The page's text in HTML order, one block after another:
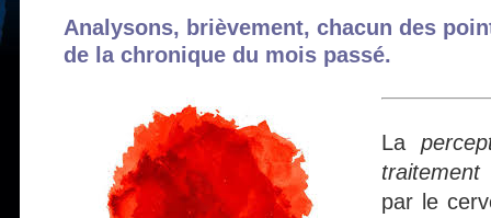
Analysons, brièvement, chacun des
de la chronique du mois passé.
La
traitement
par le